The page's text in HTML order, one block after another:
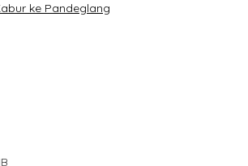
ke Pandeglang